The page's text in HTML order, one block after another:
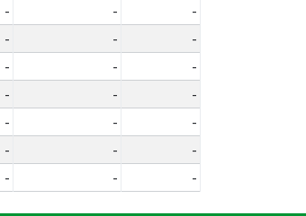
- -
-
- -
-
- -
-
- -
-
- -
-
- -
-
- - -